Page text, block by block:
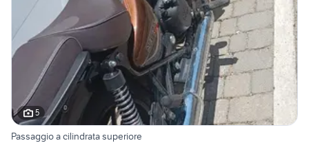
5
Passaggio a cilindrata superiore